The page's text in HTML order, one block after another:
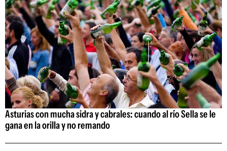
Asturias con mucha sidra y cabrales: cuando al río Sella se le
gana en la orilla y no remando